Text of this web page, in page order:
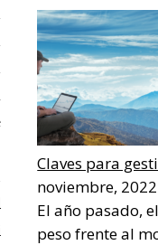
Claves para
noviembre, 2022
El año pasado,
peso frente al